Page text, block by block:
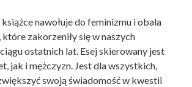
nawołuje do feminizmu i obala
zakorzeniły się w naszych
ostatnich lat. Esej skierowany jest
jak i mężczyzn. Jest dla wszystkich,
swoją świadomość w kwestii